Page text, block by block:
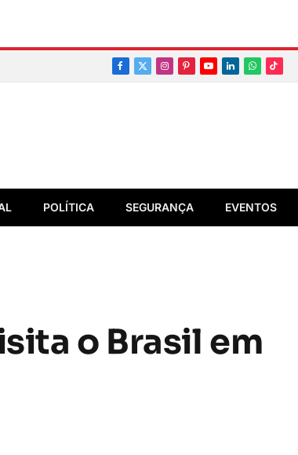
Facebook
X
Instagram
PinterestYouTubeLinkedInWhatsapp
POLÍTICA SEGURANÇA EVENTOS
o Brasil em